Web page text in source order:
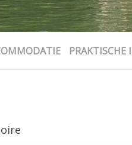
PRAKTISCHE